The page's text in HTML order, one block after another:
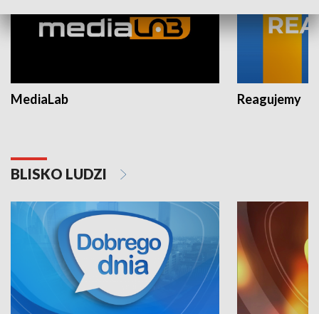
MediaLab Reagujemy
BLISKO LUDZI